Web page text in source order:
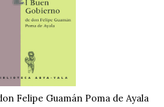
Felipe Guamán Poma de Ayala